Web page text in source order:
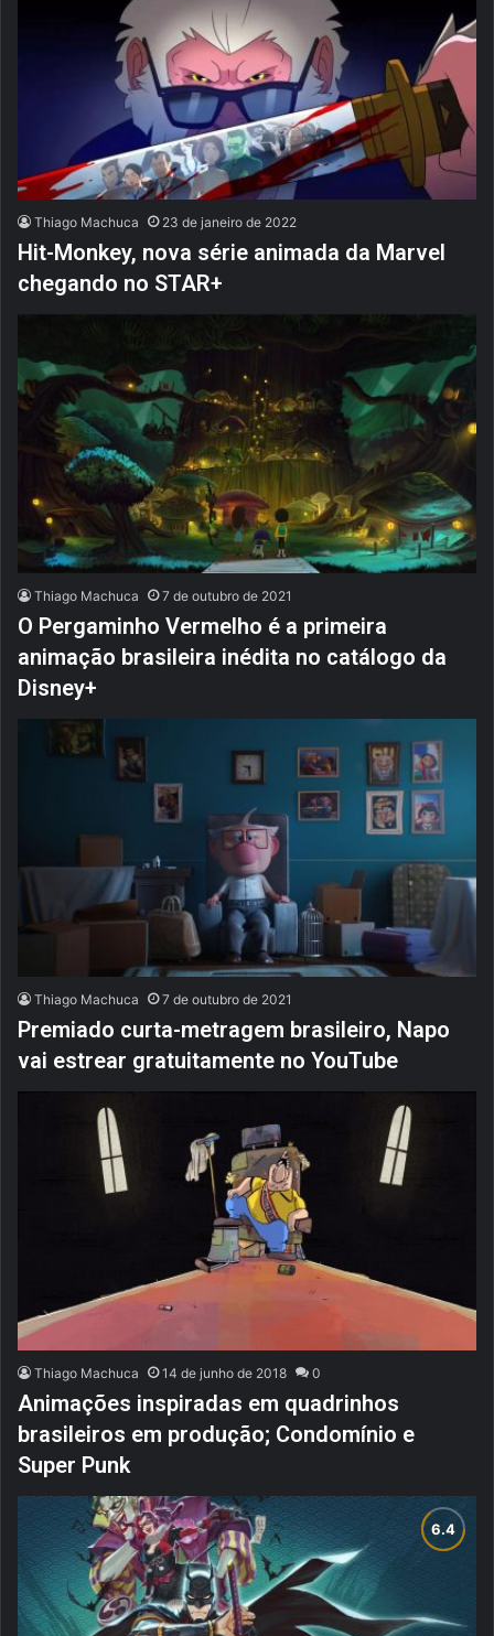
Thiago Machuca 23 de janeiro de 2022
Hit-Monkey, nova série animada da Marvel
chegando no STAR+
Thiago Machuca 7 de outubro de 2021
O Pergaminho Vermelho é a primeira
animação brasileira inédita no catálogo da
Disney+
Thiago Machuca 7 de outubro de 2021
Premiado curta-metragem brasileiro, Napo
vai estrear gratuitamente no YouTube
Thiago Machuca 14 de junho de 2018 0
Animações inspiradas em quadrinhos
brasileiros em produção; Condomínio e
Super Punk